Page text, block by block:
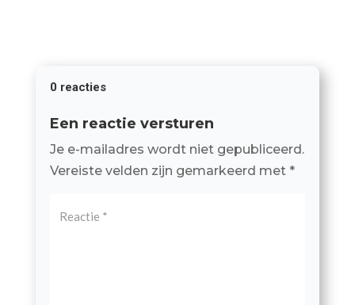
0 reacties
Een reactie versturen
Je e-mailadres wordt niet gepubliceerd.
Vereiste velden zijn gemarkeerd met *